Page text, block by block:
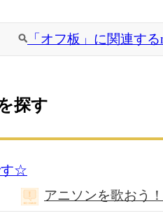
「オフ板」に関連す
探す
す☆
アニソンを歌おう